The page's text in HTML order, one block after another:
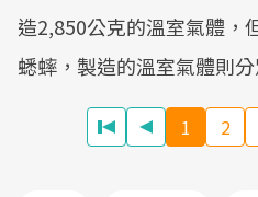
造2,850公克的溫室氣體，
蟋蟀，製造的溫室氣體則
1 2